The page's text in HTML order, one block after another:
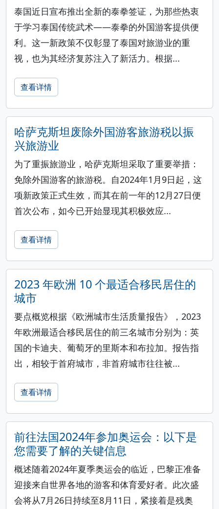
泰国近日宣布推出全新的泰拳签证，为那些热衷
于学习泰国传统武术——泰拳的外国游客提供便
利。这一新政策不仅彰显了泰国对旅游业的重
视，也为其经济复苏注入了新活力。根据...
查看详情
哈萨克斯坦废除外国游客旅游税以振
兴旅游业
为了重振旅游业，哈萨克斯坦采取了重要举措：
免除外国游客的旅游税。自2024年1月9日起，这
项新政策正式生效，而其在前一年的12月27日便
首次公布，如今已开始显现其积极效应...
查看详情
2023 年欧洲 10 个最适合移民居住的
城市
要点概览根据《欧洲城市生活质量报告》，2023
年欧洲最适合移民居住的前三名城市分别为：英
国的卡迪夫、葡萄牙的里斯本和布拉加。报告指
出，相较于首府城市，非首府城市往往被...
查看详情
前往法国2024年参加奥运会：以下是
您需要了解的关键信息
概述随着2024年夏季奥运会的临近，巴黎正准备
迎接来自世界各地的游客和体育爱好者。此次盛
会将从7月26日持续至8月11日，紧接着是残奥